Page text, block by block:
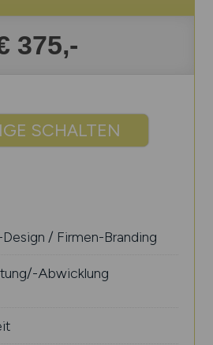
375,-
SCHALTEN
/ Firmen-Branding
Abwicklung